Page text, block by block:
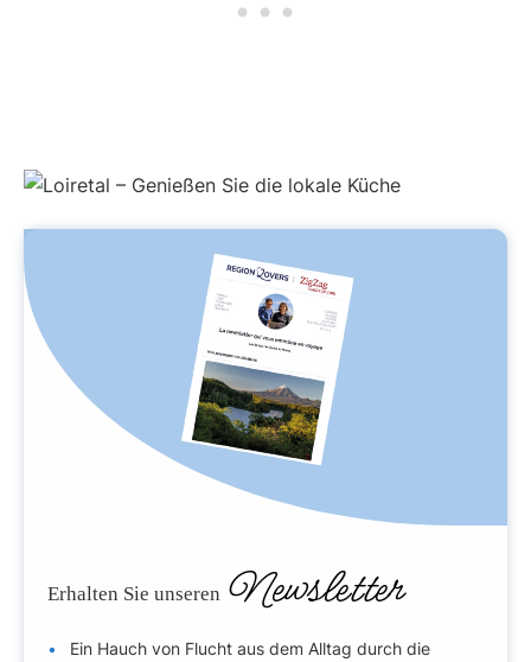
Erhalten Sie unseren Newsletter
Ein Hauch von Flucht aus dem Alltag durch die